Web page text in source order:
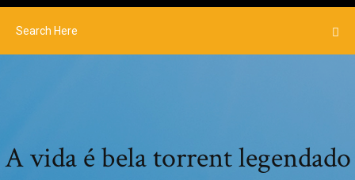
A vida é bela torrent legendado